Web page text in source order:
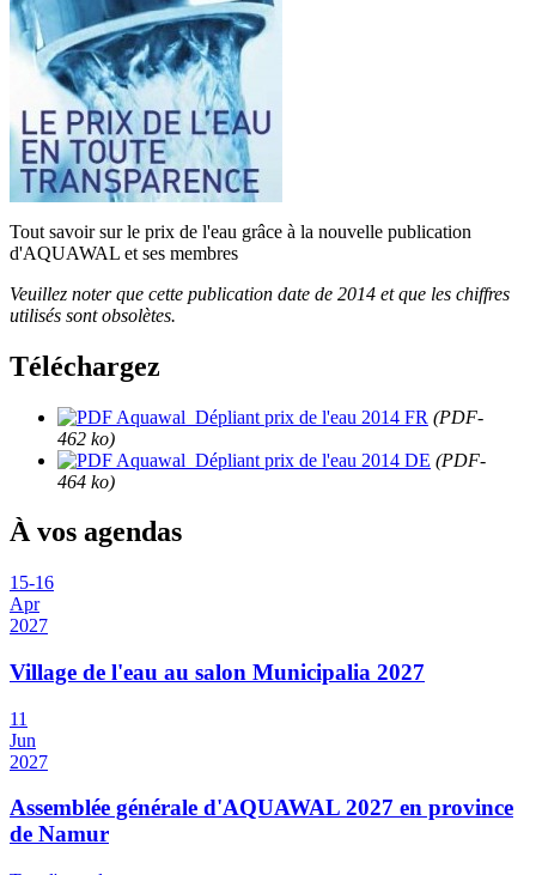
Tout savoir sur le prix de l'eau grâce à la nouvelle publication
d'AQUAWAL et ses membres
Veuillez noter que cette publication date de 2014 et que les chiffres
utilisés sont obsolètes.
Téléchargez
Aquawal_Dépliant prix de l'eau 2014 FR (PDF-
462 ko)
Aquawal_Dépliant prix de l'eau 2014 DE (PDF-
464 ko)
À vos agendas
15-16
Apr
2027
Village de l'eau au salon Municipalia 2027
11
Jun
2027
Assemblée générale d'AQUAWAL 2027 en province
de Namur